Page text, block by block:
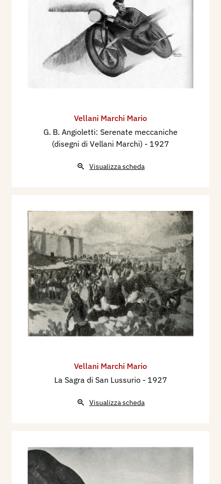
Vellani Marchi Mario
G. B. Angioletti: Serenate meccaniche
(disegni di Vellani Marchi) - 1927
Visualizza scheda
Vellani Marchi Mario
La Sagra di San Lussurio - 1927
Visualizza scheda